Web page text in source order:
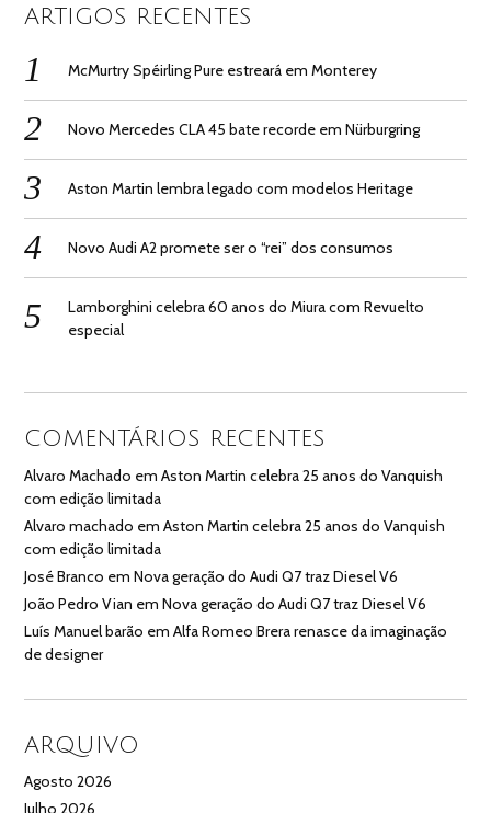
ARTIGOS RECENTES
McMurtry Spéirling Pure estreará em Monterey
Novo Mercedes CLA 45 bate recorde em Nürburgring
Aston Martin lembra legado com modelos Heritage
Novo Audi A2 promete ser o “rei” dos consumos
Lamborghini celebra 60 anos do Miura com Revuelto
especial
COMENTÁRIOS RECENTES
Alvaro Machado emAston Martin celebra 25 anos do Vanquish
com edição limitada
Alvaro machado emAston Martin celebra 25 anos do Vanquish
com edição limitada
José Branco emNova geração do Audi Q7 traz Diesel V6
João Pedro Vian emNova geração do Audi Q7 traz Diesel V6
Luís Manuel barão emAlfa Romeo Brera renasce da imaginação
de designer
ARQUIVO
Agosto 2026
Julho 2026